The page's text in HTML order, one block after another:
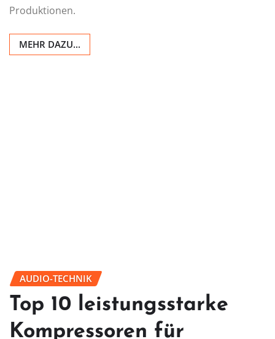
Produktionen.
MEHR DAZU...
AUDIO-TECHNIK
Top 10 leistungsstarke
Kompressoren für